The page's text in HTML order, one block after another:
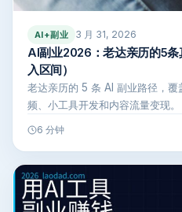
AI+副业 3 月 31, 2026
AI副业2026：老达亲历的5
入区间）
老达亲历的 5 条 AI 副业路径，
频、小工具开发和内容流量变现。
6 分钟